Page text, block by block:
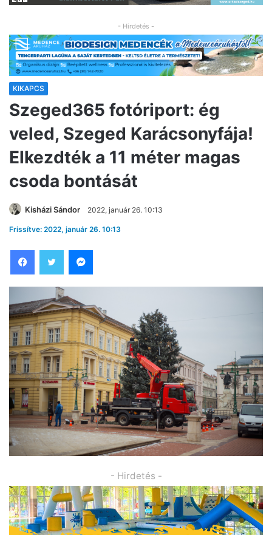
- Hirdetés -
KIKAPCS
Szeged365 fotóriport: ég
veled, Szeged Karácsonyfája!
Elkezdték a 11 méter magas
csoda bontását
Kisházi Sándor 2022, január 26. 10:13
Frissítve: 2022, január 26. 10:13
- Hirdetés -